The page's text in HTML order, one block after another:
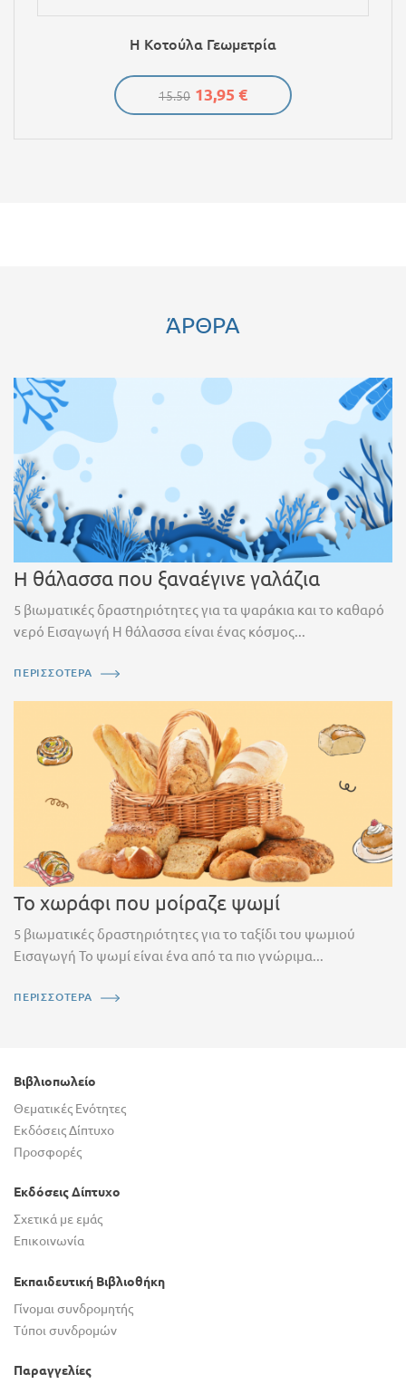
Η Κοτούλα Γεωμετρία
15.50 13,95 €
ΆΡΘΡΑ
Η θάλασσα που ξαναέγινε γαλάζια
5 βιωματικές δραστηριότητες για τα ψαράκια και το καθαρό
νερό Εισαγωγή Η θάλασσα είναι ένας κόσμος...
ΠΕΡΙΣΣΟΤΕΡΑ
Το χωράφι που μοίραζε ψωμί
5 βιωματικές δραστηριότητες για το ταξίδι του ψωμιού
Εισαγωγή Το ψωμί είναι ένα από τα πιο γνώριμα...
ΠΕΡΙΣΣΟΤΕΡΑ
Βιβλιοπωλείο
Θεματικές Ενότητες
Εκδόσεις Δίπτυχο
Προσφορές
Εκδόσεις Δίπτυχο
Σχετικά με εμάς
Επικοινωνία
Εκπαιδευτική Βιβλιοθήκη
Γίνομαι συνδρομητής
Τύποι συνδρομών
Παραγγελίες